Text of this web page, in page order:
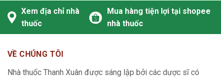
Xem địa chỉ nhà
thuốc
Mua hàng tiện lợi tại shopee
nhà thuốc
VỀ CHÚNG TÔI
Nhà thuốc Thanh Xuân được sáng lập bởi các dược sĩ có